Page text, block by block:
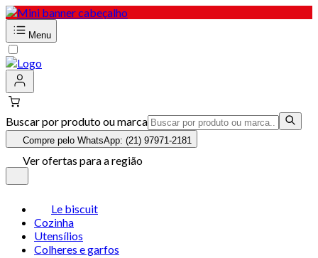
Menu
Buscar por produto ou marca
Compre pelo WhatsApp: (21) 97971-2181
Ver ofertas para a região
Le biscuit
Cozinha
Utensílios
Colheres e garfos